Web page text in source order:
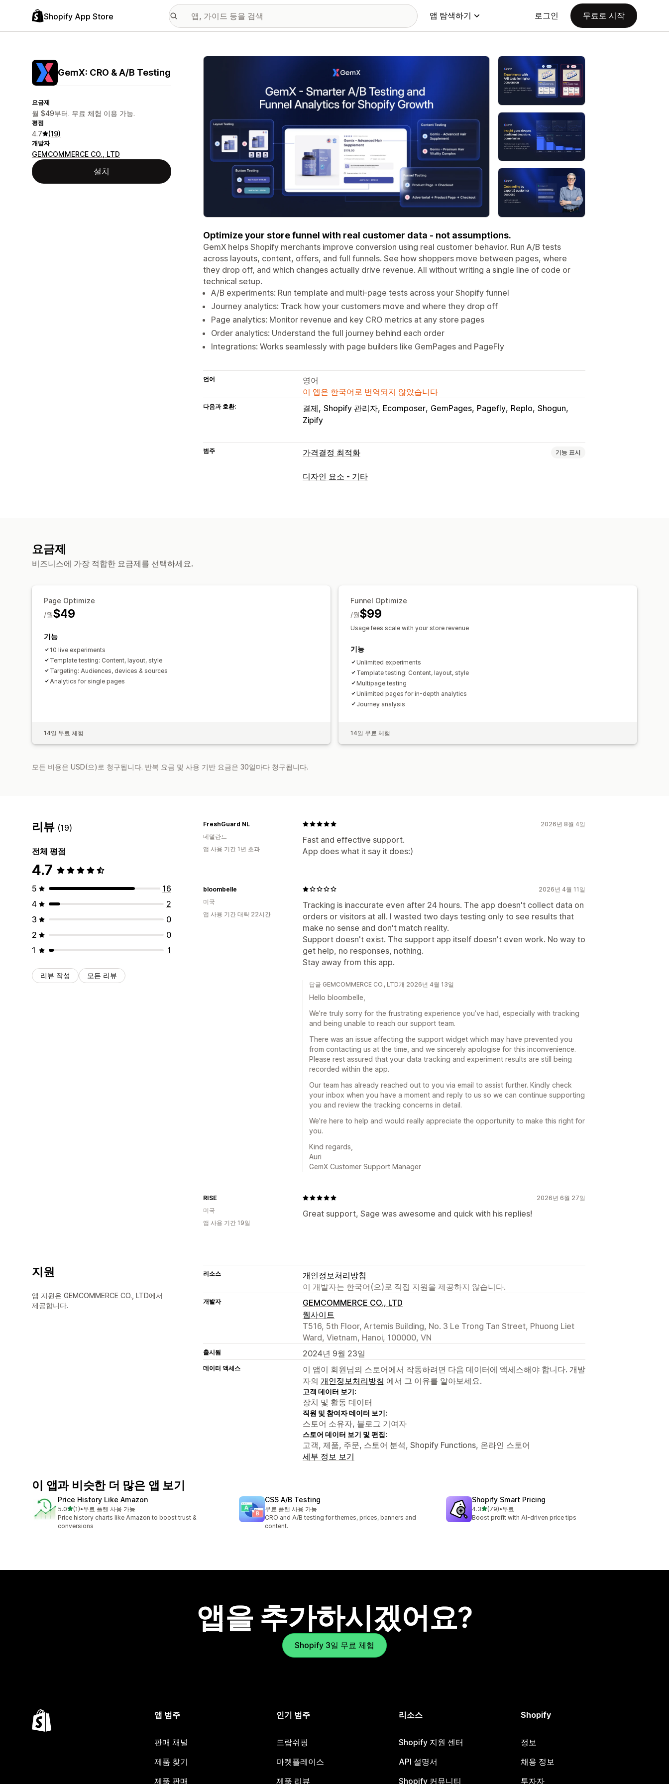
Shopify App Store 앱 탐색하기 로그인 무료로 시작
GemX: CRO & A/B Testing
요금제
월 $49부터. 무료 체험 이용 가능.
평점
4.7 (19)
개발자
GEMCOMMERCE CO., LTD
설치
추천 이미지 갤러리
Optimize your store funnel with real customer data - not assumptions.
GemX helps Shopify merchants improve conversion using real customer behavior. Run A/B tests
across layouts, content, offers, and full funnels. See how shoppers move between pages, where
they drop off, and which changes actually drive revenue. All without writing a single line of code or
technical setup.
A/B experiments: Run template and multi-page tests across your Shopify funnel
Journey analytics: Track how your customers move and where they drop off
Page analytics: Monitor revenue and key CRO metrics at any store pages
Order analytics: Understand the full journey behind each order
Integrations: Works seamlessly with page builders like GemPages and PageFly
언어
영어
이 앱은 한국어로 번역되지 않았습니다
다음과 호환: 결제 Shopify 관리자 Ecomposer GemPages Pagefly Replo Shogun
Zipify
범주 가격결정 최적화 기능 표시
가격 관리
디자인 요소 - 기타
요금제
비즈니스에 가장 적합한 요금제를 선택하세요.
Page Optimize
$49
/월
기능
10 live experiments
Template testing: Content, layout, style
Targeting: Audiences, devices & sources
Analytics for single pages
14일 무료 체험
Funnel Optimize
$99
/월
Usage fees scale with your store revenue
기능
Unlimited experiments
Template testing: Content, layout, style
Multipage testing
Unlimited pages for in-depth analytics
Journey analysis
14일 무료 체험
모든 비용은 USD(으)로 청구됩니다. 반복 요금 및 사용 기반 요금은 30일마다 청구됩니다.
리뷰 (19)
전체 평점
4.7
5
16
4
2
3
0
2
0
1
1
리뷰 작성 모든 리뷰
2026년 8월 4일
Fast and effective support.
App does what it say it does:)
FreshGuard NL
네덜란드
앱 사용 기간 1년 초과
2026년 4월 11일
Tracking is inaccurate even after 24 hours. The app doesn't collect data on
orders or visitors at all. I wasted two days testing only to see results that
make no sense and don't match reality.
Support doesn't exist. The support app itself doesn't even work. No way to
get help, no responses, nothing.
Stay away from this app.
bloombelle
미국
앱 사용 기간 대략 22시간
답글 GEMCOMMERCE CO., LTD개 2026년 4월 13일
Hello bloombelle,
We’re truly sorry for the frustrating experience you’ve had, especially with tracking
and being unable to reach our support team.
There was an issue affecting the support widget which may have prevented you
from contacting us at the time, and we sincerely apologise for this inconvenience.
Please rest assured that your data tracking and experiment results are still being
recorded within the app.
Our team has already reached out to you via email to assist further. Kindly check
your inbox when you have a moment and reply to us so we can continue supporting
you and review the tracking concerns in detail.
We’re here to help and would really appreciate the opportunity to make this right for
you.
Kind regards,
Auri
GemX Customer Support Manager
2026년 6월 27일
Great support, Sage was awesome and quick with his replies!
RISE
미국
앱 사용 기간 19일
지원
앱 지원은 GEMCOMMERCE CO., LTD에서
제공합니다.
리소스
개인정보처리방침
이 개발자는 한국어(으)로 직접 지원을 제공하지 않습니다.
개발자
GEMCOMMERCE CO., LTD
웹사이트
T516, 5th Floor, Artemis Building, No. 3 Le Trong Tan Street, Phuong Liet
Ward, Vietnam, Hanoi, 100000, VN
출시됨 2024년 9월 23일
데이터 액세스
이 앱이 회원님의 스토어에서 작동하려면 다음 데이터에 액세스해야 합니다. 개발
자의 개인정보처리방침 에서 그 이유를 알아보세요.
고객 데이터 보기:
장치 및 활동 데이터
직원 및 참여자 데이터 보기:
스토어 소유자, 블로그 기여자
스토어 데이터 보기 및 편집:
고객, 제품, 주문, 스토어 분석, Shopify Functions, 온라인 스토어
세부 정보 보기
이 앱과 비슷한 더 많은 앱 보기
Price History Like Amazon
5.0별 5개 중
(1)
총 리뷰 1개
•무료 플랜 사용 가능
Price history charts like Amazon to boost trust &
conversions
CSS A/B Testing
무료 플랜 사용 가능
CRO and A/B testing for themes, prices, banners and
content.
Shopify Smart Pricing
4.3별 5개 중
(79)
총 리뷰 79개
•무료
Boost profit with AI-driven price tips
앱을 추가하시겠어요?
Shopify 3일 무료 체험
앱 범주
판매 채널
제품 찾기
제품 판매
인기 범주
드랍쉬핑
마켓플레이스
제품 리뷰
리소스
Shopify 지원 센터
API 설명서
Shopify 커뮤니티
Shopify
정보
채용 정보
투자자